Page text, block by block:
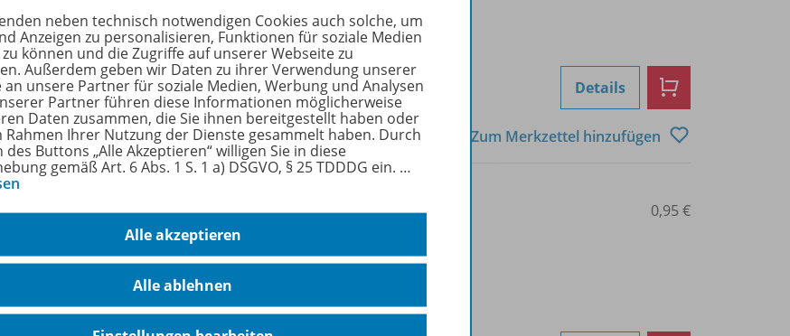
Sofort verfügbar
Dateiformat:PDF-Dokument
Details
Zum Merkzettel hinzufügen
Gesellschafter
Arbeitsblatt
Sofort verfügbar
Dateiformat:PDF-Dokument
OD100206000375 0,95 €
neben technisch notwendigen Cookies auch solche, um
Anzeigen zu personalisieren, Funktionen für soziale Medien
können und die Zugriffe auf unserer Webseite zu
Außerdem geben wir Daten zu ihrer Verwendung unserer
an unsere Partner für soziale Medien, Werbung und Analysen
Partner führen diese Informationen möglicherweise
Daten zusammen, die Sie ihnen bereitgestellt haben oder
Rahmen Ihrer Nutzung der Dienste gesammelt haben. Durch
des Buttons „Alle Akzeptieren“ willigen Sie in diese
gemäß Art. 6 Abs. 1 S. 1 a) DSGVO, § 25 TDDDG ein. …
Alle akzeptieren
Alle ablehnen